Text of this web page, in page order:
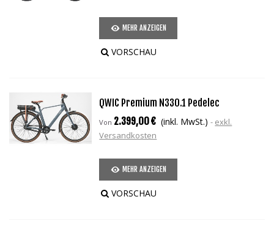
MEHR ANZEIGEN
VORSCHAU
QWIC Premium N330.1 Pedelec
Von 2.399,00 € (inkl. MwSt.)
exkl.
Versandkosten
MEHR ANZEIGEN
VORSCHAU